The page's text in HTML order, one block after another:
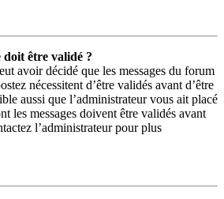
doit être validé ?
avoir décidé que les messages du forum
nécessitent d’être validés avant d’être
aussi que l’administrateur vous ait placé
les messages doivent être validés avant
l’administrateur pour plus